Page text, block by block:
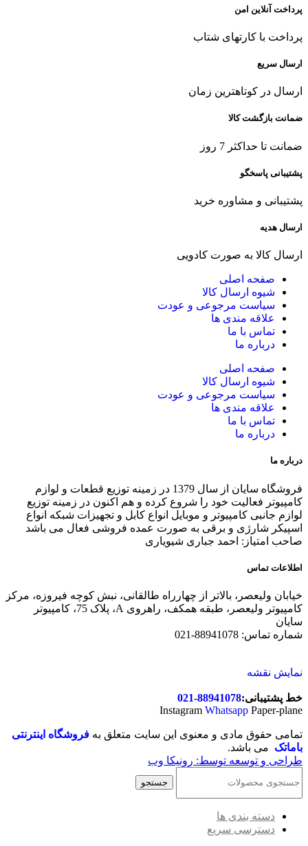
پرداخت آنلاین امن
پرداخت با کارتهای شتاب
ارسال سریع
ارسال در کوتاهترین زمان
ضمانت بازگشت کالا
ضمانت تا حداکثر 7 روز
پشتیبانی پاسخگو
پشتیبانی و مشاوره خرید
ارسال هدیه
ارسال کالا به صورت کادویی
صفحه اصلی
شیوه ارسال کالا
سیاست مرجوعی و عودت
علاقه مندی ها
تماس با ما
درباره ما
صفحه اصلی
شیوه ارسال کالا
سیاست مرجوعی و عودت
علاقه مندی ها
تماس با ما
درباره ما
درباره ما
فروشگاه سایان از سال 1379 در زمینه توزیع قطعات و لوازم
کامپیوتر فعالیت خود را شروع کرده و هم اکنون در زمینه توزیع
لوازم جانبی کامپیوتر و موبایل انواع کابل و تجهیزات شبکه انواع
اسپیکر شارژی و برقی به صورت عمده فروشی فعال می باشد
صاحب امتیاز: احمد جباری شیویاری
اطلاعات تماس
خیابان ولیعصر، بالاتر از چهارراه طالقانی، نبش کوچه فیروزه، مرکز
کامپیوتر ولیعصر، طبقه همکف، راهروی A، پلاک 75، کامپیوتر
سایان
شماره تماس: 88941078-021
نمایش نقشه
خط پشتیبانی:88941078-021
Instagram Whatsapp Paper-plane
تمامی حقوق مادی و معنوی این سایت متعلق به فروشگاه اینترنتی
باماتک می باشد.
طراحی و توسعه توسط: رونیکا وب
جستجو
دسته بندی ها
دسترسی سریع